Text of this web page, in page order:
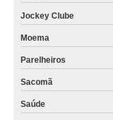
Jockey Clube
Moema
Parelheiros
Sacomã
Saúde